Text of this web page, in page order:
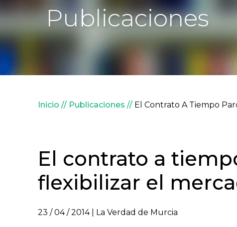
Publicaciones
Sobrescribir enlaces de
Inicio Publicaciones El Contrato A Tiempo
El contrato a
flexibilizar el
23 / 04 / 2014| La Verdad de Murcia